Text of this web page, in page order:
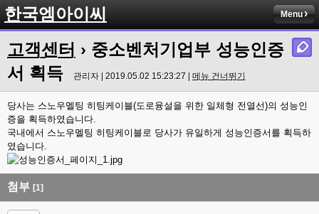
한국엠아이씨 Menu
고객센터 › 중소벤처기업부 성능인증
서 획득
관리자 | 2019.05.02 15:23:27 | 메뉴 건너뛰기
당사는 스노우멜팅 히팅케이블(도로융설을 위한 일체형 전열선)의 성능인
증을 획득하였습니다.
국내에서 스노우멜팅 히팅케이블로 당사가 유일하게 성능인증서를 획득하
였습니다.
첨부 [1]